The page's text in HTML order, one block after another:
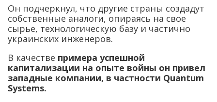
Он подчеркнул, что другие страны создадут
собственные аналоги, опираясь на свое
сырье, технологическую базу и частично
украинских инженеров.
В качестве примера успешной
капитализации на опыте войны он привел
западные компании, в частности Quantum
Systems.